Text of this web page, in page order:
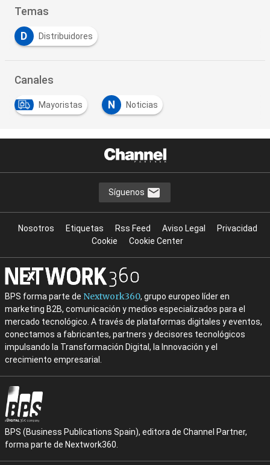
Temas
D Distribuidores
Canales
Mayoristas N Noticias
Síguenos
Nosotros Etiquetas Rss Feed Aviso Legal
Privacidad
Cookie
Cookie Center
BPS forma parte de Nextwork360, grupo europeo líder en
marketing B2B, comunicación y medios especializados para el
mercado tecnológico. A través de plataformas digitales y eventos,
conectamos a fabricantes, partners y decisores tecnológicos
impulsando la Transformación Digital, la Innovación y el
crecimiento empresarial.
BPS (Business Publications Spain), editora de Channel Partner,
forma parte de Nextwork360.